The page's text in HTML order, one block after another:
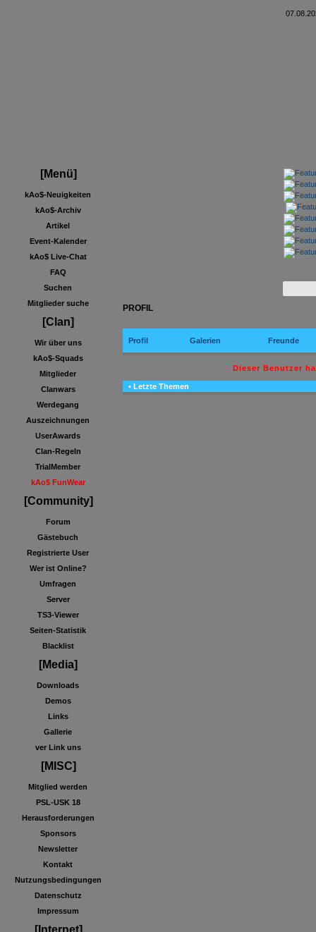
[Menü]
kAo$-Neuigkeiten
kAo$-Archiv
Artikel
Event-Kalender
kAo$ Live-Chat
FAQ
Suchen
Mitglieder suche
[Clan]
Wir über uns
kAo$-Squads
Mitglieder
Clanwars
Werdegang
Auszeichnungen
UserAwards
Clan-Regeln
TrialMember
kAo$ FunWear
[Community]
Forum
Gästebuch
Registrierte User
Wer ist Online?
Umfragen
Server
TS3-Viewer
Seiten-Statistik
Blacklist
[Media]
Downloads
Demos
Links
Gallerie
ver Link uns
[MISC]
Mitglied werden
PSL-USK 18
Herausforderungen
Sponsors
Newsletter
Kontakt
Nutzungsbedingungen
Datenschutz
Impressum
[Internet]
PROFIL
Profil Galerien Freunde
Dieser Benutzer
• Letzte Themen